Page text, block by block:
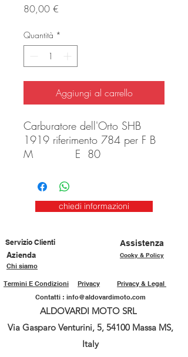
80,00 €
Quantità *
Aggiungi al carrello
Carburatore dell'Orto SHB
1919 riferimento 784 per F B
M E 80
chiedi informazioni
Servizio Clienti
Assistenza
Azienda
Cooky & Policy
Chi siamo
Privacy & Legal
Privacy
Termini E Condizioni
Contatti : info@aldovardimoto.com
ALDOVARDI MOTO SRL
Via Gasparo Venturini, 5, 54100 Massa MS,
Italy